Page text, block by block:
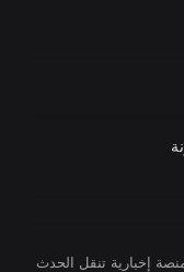
إخبارية تنقل الحدث